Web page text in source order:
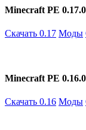
Minecraft PE
Скачать 0.17 Моды
Minecraft PE 0.16.0
Скачать 0.16 Моды